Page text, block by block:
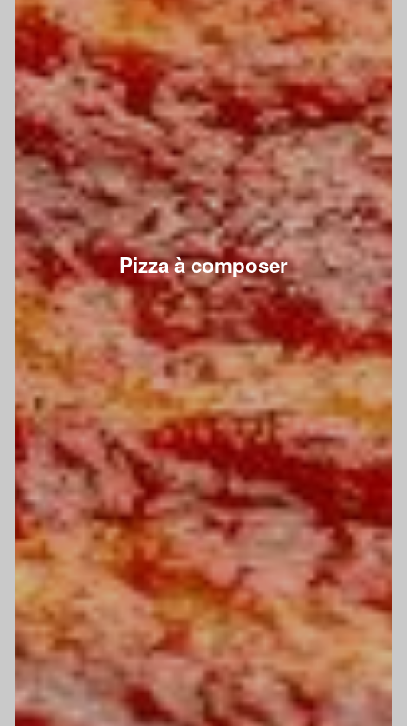
Pizza à composer